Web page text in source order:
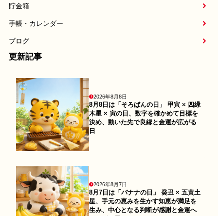
貯金箱
手帳・カレンダー
ブログ
更新記事
2026年8月8日
8月8日は「そろばんの日」 甲寅 × 四緑
木星 × 寅の日、数字を確かめて目標を
決め、動いた先で良縁と金運が広がる
日
2026年8月7日
8月7日は「バナナの日」 癸丑 × 五黄土
星、手元の恵みを生かす知恵が満足を
生み、中心となる判断が感謝と金運へ